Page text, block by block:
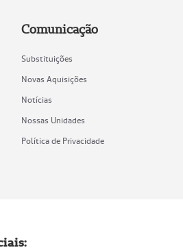
Comunicação
Substituições
Novas Aquisições
Notícias
Nossas Unidades
Política de Privacidade